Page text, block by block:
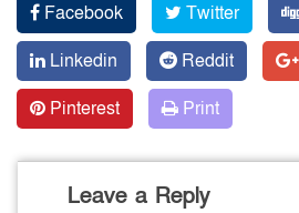
Facebook Twitter
Linkedin
Reddit
Pinterest
Print
Leave a Reply